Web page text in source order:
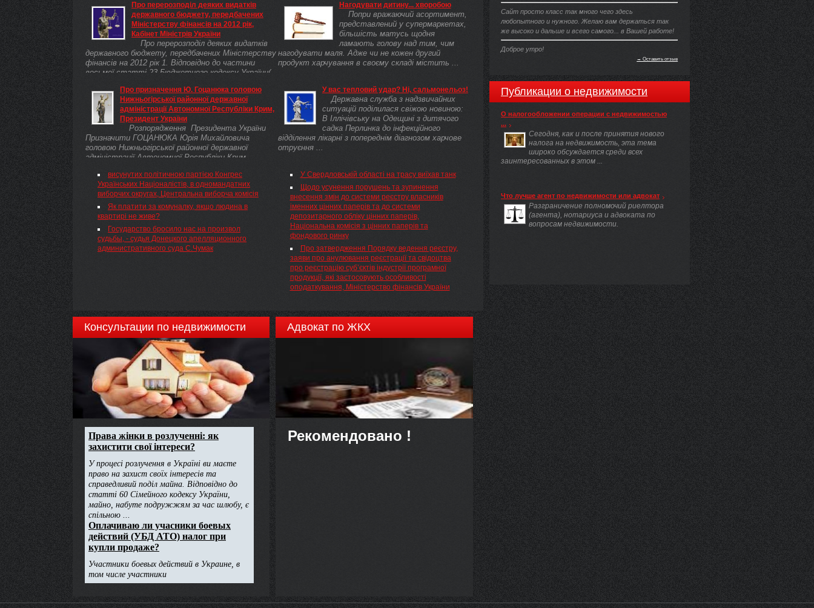
Про перерозподіл деяких видатків
державного бюджету, передбачених
Міністерству фінансів на 2012 рік,
Кабінет Міністрів України
Про перерозподіл деяких видатків
державного бюджету, передбачених Міністерству
фінансів на 2012 рік 1. Відповідно до частини
восьмої статті 23 Бюджетного кодексу України(
бюджетних призначень, передбачених
Міністерству фінансів на 2012 рік у загальному
фонді державного бюджету( 4282-17 ) за
програмою 3501010 "Керівництво та управління у
сфері фінансів", перерозподіл видатків у сумі 1
800 тис. гривень шляхом збільшення обсягу
видатків розвитку за рахунок зменшення обсягу
видатків споживання.
Про призначення Ю. Гоцанюка головою
Нижньогірської районної державної
адміністрації Автономної Республіки Крим,
Президент України
Розпорядження Президента України
Призначити ГОЦАНЮКА Юрія Михайловича
головою Нижньогірської районної державної
адміністрації Автономної Республіки Крим.
висунутих політичною партією Конгрес
Українських Націоналістів, в одномандатних
виборчих округах, Центральна виборча комісія
Як платити за комуналку, якщо людина в
квартирі не живе?
Государство бросило нас на произвол
судьбы, - судья Донецкого апелляционного
административного суда С.Чумак
Нагодувати дитину... хворобою
Попри вражаючий асортимент,
представлений у супермаркетах,
більшість матусь щодня
ламають голову над тим, чим
нагодувати маля. Адже чи не кожен другий
продукт харчування в своєму складі містить ...
У вас тепловий удар? Ні, сальмонельоз!
Державна служба з надзвичайних
ситуацій поділилася свіжою новиною:
В Іллічівську на Одещині з дитячого
садка Перлинка до інфекційного
відділення лікарні з попереднім діагнозом харчове
отруєння ...
У Свердловській області на трасу виїхав танк
Щодо усунення порушень та зупинення
внесення змін до системи реєстру власників
іменних цінних паперів та до системи
депозитарного обліку цінних паперів,
Національна комісія з цінних паперів та
фондового ринку
Про затвердження Порядку ведення реєстру,
заяви про анулювання реєстрації та свідоцтва
про реєстрацію суб’єктів індустрії програмної
продукції, які застосовують особливості
оподаткування, Міністерство фінансів України
Консультации по недвижимости Адвокат по ЖКХ
Рекомендовано !
Сайт просто класс так много чего здесь
любопытного и нужного. Желаю вам держаться так
же высоко и дальше и всего самого... в Вашей работе!
Доброе утро!
→ Оставить отзыв
Публикации о недвижимости
О налогообложении операции с недвижимостью
...
Сегодня, как и после принятия нового
налога на недвижимость, эта тема
широко обсуждается среди всех
заинтересованных в этом ...
Что лучше агент по недвижимости или адвокат
Разграничение полномочий риелтора
(агента), нотариуса и адвоката по
вопросам недвижимости.